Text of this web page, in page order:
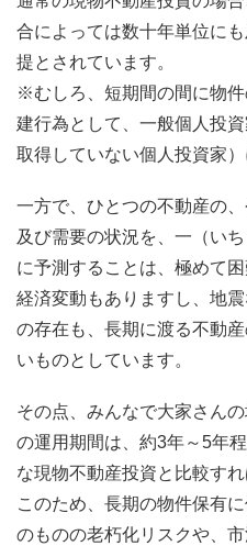
合によっては数十年単位に
提とされています。
※むしろ、短期間の間に物
建行為として、一般個人投
取得していない個人投資家
一方で、ひとつの不動産の
及び需要の状況を、一（い
に予測することは、極めて困
経済変動もありますし、地
の存在も、長期に渡る不動
いものとしています。
その点、みんなで大家さん
の運用期間は、約3年～5年
な現物不動産投資と比較すれ
このため、長期の物件保有
のものの老朽化リスクや、